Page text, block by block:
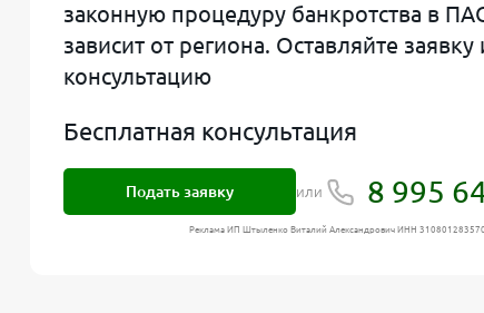
законную процедуру банкротства в
зависит от региона. Оставляйте
консультацию
Бесплатная консультация
Подать заявку или 8 995
Реклама ИП Штыленко Виталий Александрович ИНН 310801283570